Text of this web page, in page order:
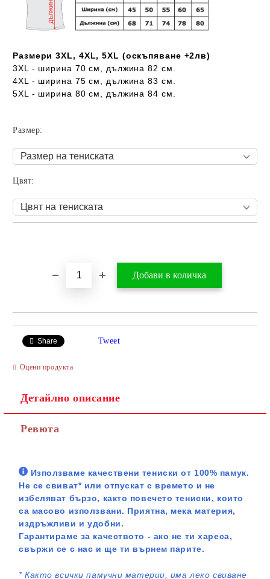
Размери 3XL, 4XL, 5XL (оскъпяване +2лв)
3XL - ширина 70 см, дължина 82 см.
4XL - ширина 75 см, дължина 83 см.
5XL - ширина 80 см, дължина 84 см.
Размер:
Цвят:
Share Tweet
Оцени продукта
Детайлно описание
Ревюта
Използваме качествени тениски от 100% памук.
Не се свиват* или отпускат с времето и не
избеляват бързо, както повечето тениски, които
са масово използвани. Приятна, мека материя,
издръжливи и удобни.
Гарантираме за качеството - ако не ти хареса,
свържи се с нас и ще ти върнем парите.
*Както всички памучни материи, има леко свиване